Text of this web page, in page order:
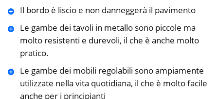
Il bordo è liscio e non danneggerà il pavimento
Le gambe dei tavoli in metallo sono piccole ma
molto resistenti e durevoli, il che è anche molto
pratico.
Le gambe dei mobili regolabili sono ampiamente
utilizzate nella vita quotidiana, il che è molto facile
anche per i principianti